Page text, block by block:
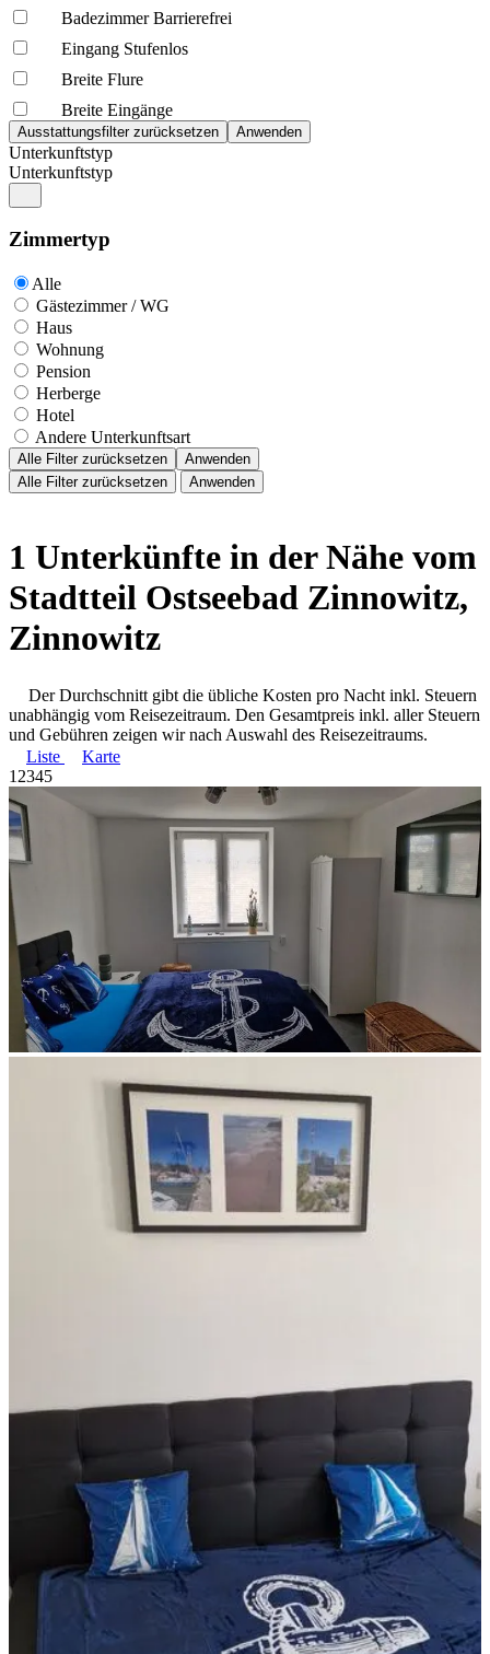
Badezimmer Barrierefrei
Eingang Stufenlos
Breite Flure
Breite Eingänge
Unterkunftstyp
Unterkunftstyp
Zimmertyp
Alle
Gästezimmer / WG
Haus
Wohnung
Pension
Herberge
Hotel
Andere Unterkunftsart
Alle Filter zurücksetzen
Anwenden
Alle Filter zurücksetzen
Anwenden
1 Unterkünfte in der Nähe vom
Stadtteil Ostseebad Zinnowitz,
Zinnowitz
Der Durchschnitt gibt die übliche Kosten pro Nacht inkl. Steuern
unabhängig vom Reisezeitraum. Den Gesamtpreis inkl. aller Steuern
und Gebühren zeigen wir nach Auswahl des Reisezeitraums.
Liste
Karte
1 2345